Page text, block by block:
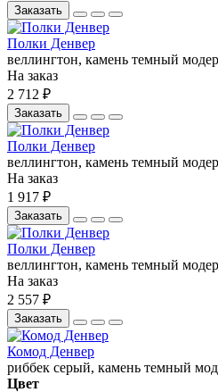
Заказать
Полки Денвер
веллингтон, камень темный
На заказ
2 712 ₽
Заказать
Полки Денвер
веллингтон, камень темный
На заказ
1 917 ₽
Заказать
Полки Денвер
веллингтон, камень темный
На заказ
2 557 ₽
Заказать
Комод Денвер
риббек серый, камень темный
Цвет